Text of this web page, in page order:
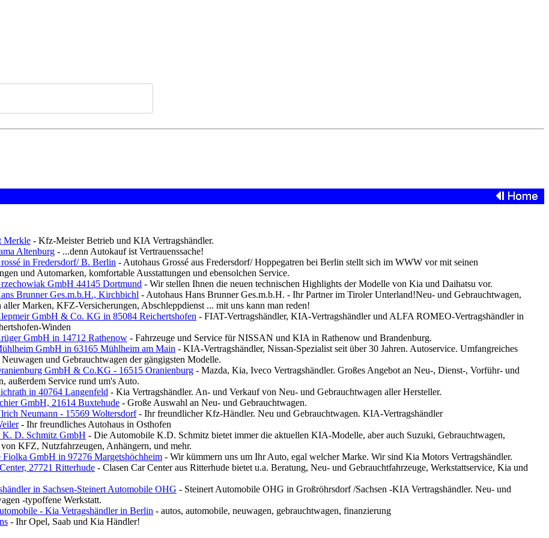
Merkle - Kfz-Meister Betrieb und KIA Vertragshändler.
Altenburg - ...denn Autokauf ist Vertrauenssache!
in Fredersdorf/ B. Berlin - Autohaus Grossé aus Fredersdorf/ Hoppegatren bei Berlin stellt sich im WWW vor mit seinen
und Automarken, komfortable Ausstattungen und ebensolchen Service.
GmbH 44145 Dortmund - Wir stellen Ihnen die neuen technischen Highlights der Modelle von Kia und Daihatsu vor.
Brunner Ges.m.b.H., Kirchbichl - Autohaus Hans Brunner Ges.m.b.H. - Ihr Partner im Tiroler Unterland!Neu- und Gebrauchtwagen,
aller Marken, KFZ-Versicherungen, Abschleppdienst ... mit uns kann man reden!
GmbH & Co. KG in 85084 Reichertshofen - FIAT-Vertragshändler, KIA-Vertragshändler und ALFA ROMEO-Vertragshändler in
Winden
GmbH in 14712 Rathenow - Fahrzeuge und Service für NISSAN und KIA in Rathenow und Brandenburg.
GmbH in 63165 Mühlheim am Main - KIA-Vertragshändler, Nissan-Spezialist seit über 30 Jahren. Autoservice. Umfangreiches
und Gebrauchtwagen der gängigsten Modelle.
GmbH & Co.KG - 16515 Oranienburg - Mazda, Kia, Iveco Vertragshändler. Großes Angebot an Neu-, Dienst-, Vorführ- und
außerdem Service rund um's Auto.
in 40764 Langenfeld - Kia Vertragshändler. An- und Verkauf von Neu- und Gebrauchtwagen aller Hersteller.
GmbH, 21614 Buxtehude - Große Auswahl an Neu- und Gebrauchtwagen.
Neumann - 15569 Woltersdorf- Ihr freundlicher Kfz-Händler. Neu und Gebrauchtwagen. KIA-Vertragshändler
- Ihr freundliches Autohaus in Osthofen
K. D. Schmitz GmbH - Die Automobile K.D. Schmitz bietet immer die aktuellen KIA-Modelle, aber auch Suzuki, Gebrauchtwagen,
KFZ, Nutzfahrzeugen, Anhängern, und mehr.
Fiolka GmbH in 97276 Margetshöchheim - Wir kümmern uns um Ihr Auto, egal welcher Marke. Wir sind Kia Motors Vertragshändler.
27721 Ritterhude - Clasen Car Center aus Ritterhude bietet u.a. Beratung, Neu- und Gebrauchtfahrzeuge, Werkstattservice, Kia und
in Sachsen-Steinert Automobile OHG - Steinert Automobile OHG in Großröhrsdorf /Sachsen -KIA Vertragshändler. Neu- und
-typoffene Werkstatt.
- Kia Vetragshändler in Berlin - autos, automobile, neuwagen, gebrauchtwagen, finanzierung
- Ihr Opel, Saab und Kia Händler!